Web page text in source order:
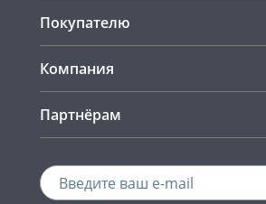
Покупателю
Компания
Партнёрам